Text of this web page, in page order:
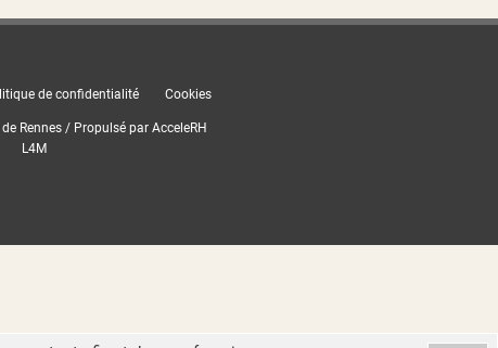
de confidentialité Cookies
de Rennes / Propulsé parAcceleRH
L4M